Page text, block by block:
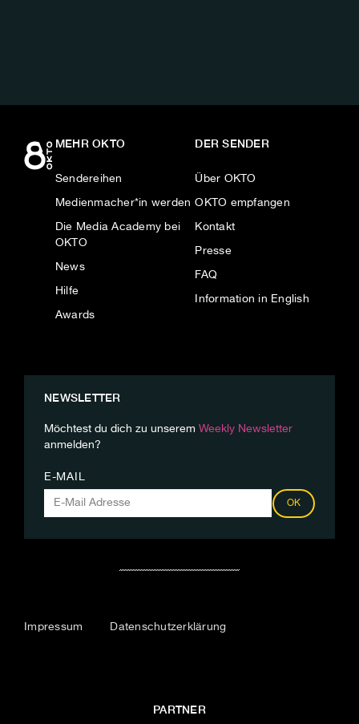
MEHR OKTO
Sendereihen
Medienmacher*in werden
Die Media Academy bei
OKTO
News
Hilfe
Awards
DER SENDER
Über OKTO
OKTO empfangen
Kontakt
Presse
FAQ
Information in English
NEWSLETTER
Möchtest du dich zu unserem Weekly Newsletter
anmelden?
E-MAIL
OK
Impressum Datenschutzerklärung
PARTNER